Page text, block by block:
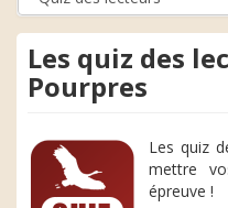
Les quiz des
Pourpres
Les quiz
mettre
épreuve !